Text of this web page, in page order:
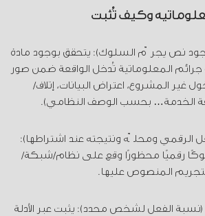
وكيف تُثبت
نص يجرّم السلوك): يتحقق بوجود مادة
المعلوماتية تُدخل الواقعة ضمن صور
غير المشروع، اعتراض البيانات، إتلاف/
الخدمة… بحسب الوصف النظامي).
الرقمي ومحلّه ونتيجته عند اشتراطها):
رقميًا محظورًا وقع على نظام/شبكة/
المنصوص عليها.
(نِسبة الفعل لشخص محدد): يثبت عبر الأدلة